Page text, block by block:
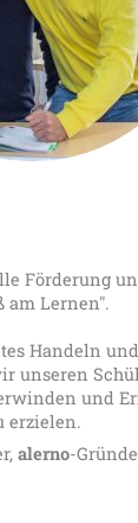
Förderung
am Lernen".
Handeln
unseren
und
erzielen.
alerno-